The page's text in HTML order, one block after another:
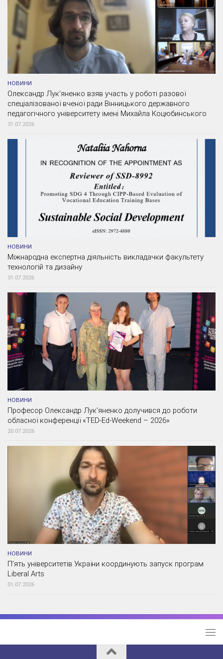
НОВИНИ
Олександр Лук’яненко взяв участь у роботі разової
спеціалізованої вченої ради Вінницького державного
педагогічного університету імені Михайла Коцюбинського
31.07.2026
НОВИНИ
Міжнародна експертна діяльність викладачки факультету
технологій та дизайну
31.07.2026
НОВИНИ
Професор Олександр Лук’яненко долучився до роботи
обласної конференції «TED-Ed-Weekend – 2026»
20.07.2026
НОВИНИ
П’ять університетів України координують запуск програм
Liberal Arts
01.07.2026